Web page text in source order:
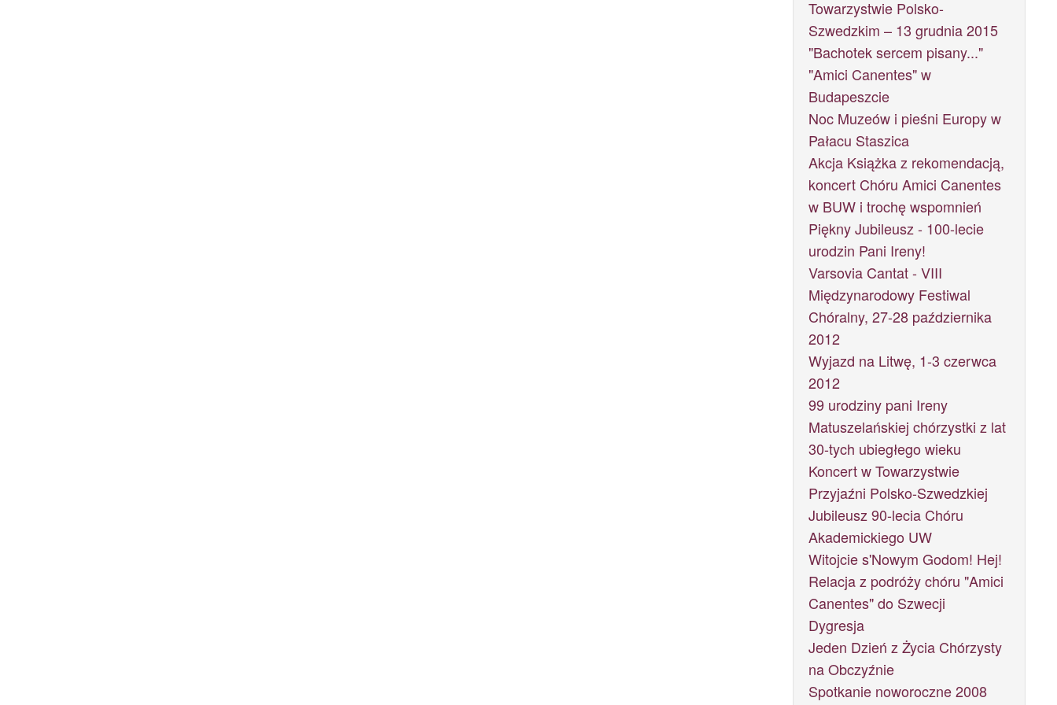
Towarzystwie Polsko-
Szwedzkim – 13 grudnia 2015
"Bachotek sercem pisany..."
"Amici Canentes" w
Budapeszcie
Noc Muzeów i pieśni Europy w
Pałacu Staszica
Akcja Książka z rekomendacją,
koncert Chóru Amici Canentes
w BUW i trochę wspomnień
Piękny Jubileusz - 100-lecie
urodzin Pani Ireny!
Varsovia Cantat - VIII
Międzynarodowy Festiwal
Chóralny, 27-28 października
2012
Wyjazd na Litwę, 1-3 czerwca
2012
99 urodziny pani Ireny
Matuszelańskiej chórzystki z lat
30-tych ubiegłego wieku
Koncert w Towarzystwie
Przyjaźni Polsko-Szwedzkiej
Jubileusz 90-lecia Chóru
Akademickiego UW
Witojcie s'Nowym Godom! Hej!
Relacja z podróży chóru "Amici
Canentes" do Szwecji
Dygresja
Jeden Dzień z Życia Chórzysty
na Obczyźnie
Spotkanie noworoczne 2008